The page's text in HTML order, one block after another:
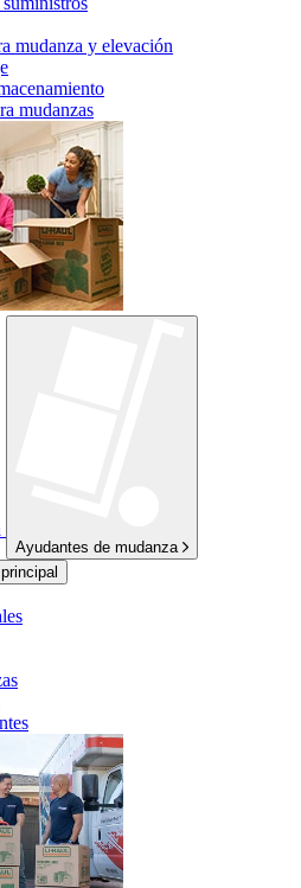
mudanza y elevación
mudanzas
Ayudantes de mudanza